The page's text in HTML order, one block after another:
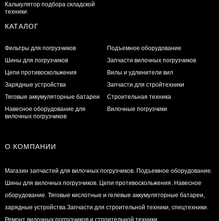
Калькулятор подбора складской
техники
КАТАЛОГ
Фильтры для погрузчиков
Шины для погрузчиков
Цепи противоскольжения
Зарядные устройства
Тяговые аккумуляторные батареи
Навесное оборудование для
вилочных погрузчиков
Подъемное оборудование
Запчасти вилочных погрузчиков
Вилы и удлинители вил
Запчасти для стройтехники
Строительная техника
Вилочные погрузчики
О КОМПАНИИ
Магазин запчастей для вилочных погрузчиков. Подъемное оборудование.
Шины для вилочных погрузчиков. Цепи противоскольжения. Навесное
оборудование. Тяговые кислотные и гелевые аккумуляторные батареи,
зарядные устройства.Запчасти для строительной техники, спецтехники.